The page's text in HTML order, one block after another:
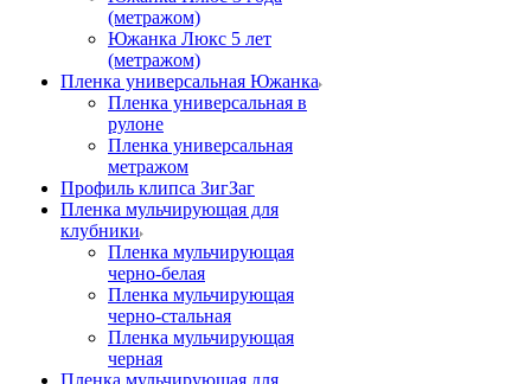
(метражом)
Южанка Люкс 5 лет
(метражом)
Пленка универсальная Южанка
Пленка универсальная в
рулоне
Пленка универсальная
метражом
Профиль клипса ЗигЗаг
Пленка мульчирующая для
клубники
Пленка мульчирующая
черно-белая
Пленка мульчирующая
черно-стальная
Пленка мульчирующая
черная
Пленка мульчирующая для